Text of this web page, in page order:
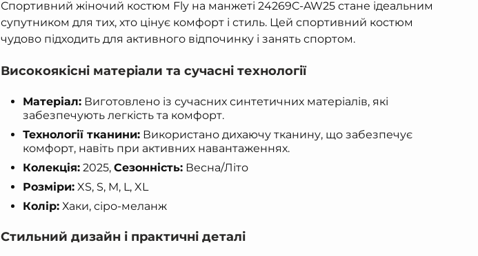
Спортивний жіночий костюм Fly на манжеті 24269C-AW25 стане ідеальним
супутником для тих, хто цінує комфорт і стиль. Цей спортивний костюм
чудово підходить для активного відпочинку і занять спортом.
Високоякісні матеріали та сучасні технології
Матеріал:Виготовлено із сучасних синтетичних матеріалів, які
забезпечують легкість та комфорт.
Технології тканини:Використано дихаючу тканину, що забезпечує
комфорт, навіть при активних навантаженнях.
Колекція:2025, Сезонність:Весна/Літо
Розміри:XS, S, M, L, XL
Колір:Хаки, сіро-меланж
Стильний дизайн і практичні деталі